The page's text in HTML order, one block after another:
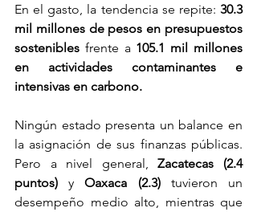
En el gasto, la tendencia se repite: 30.3
mil millones de pesos en presupuestos
sostenibles frente a 105.1 mil millones
en actividades contaminantes e
intensivas en carbono.
Ningún estado presenta un balance en
la asignación de sus finanzas públicas.
Pero a nivel general, Zacatecas (2.4
puntos) y Oaxaca (2.3) tuvieron un